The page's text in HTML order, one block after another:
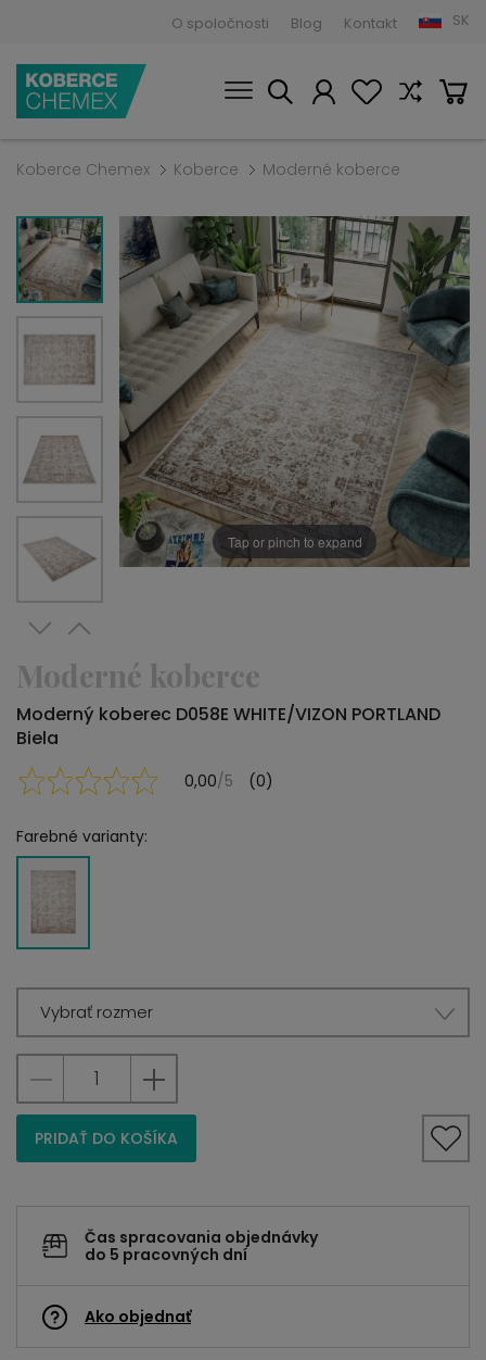
O spoločnosti Blog Kontakt SK
Koberce Chemex Koberce Moderné koberce
Tap or pinch to expand
Moderné koberce
Moderný koberec D058E WHITE/VIZON PORTLAND
Biela
0,00/5 (0)
Farebné varianty:
Vybrať rozmer
PRIDAŤ DO KOŠÍKA
Čas spracovania objednávky
do 5 pracovných dní
Ako objednať